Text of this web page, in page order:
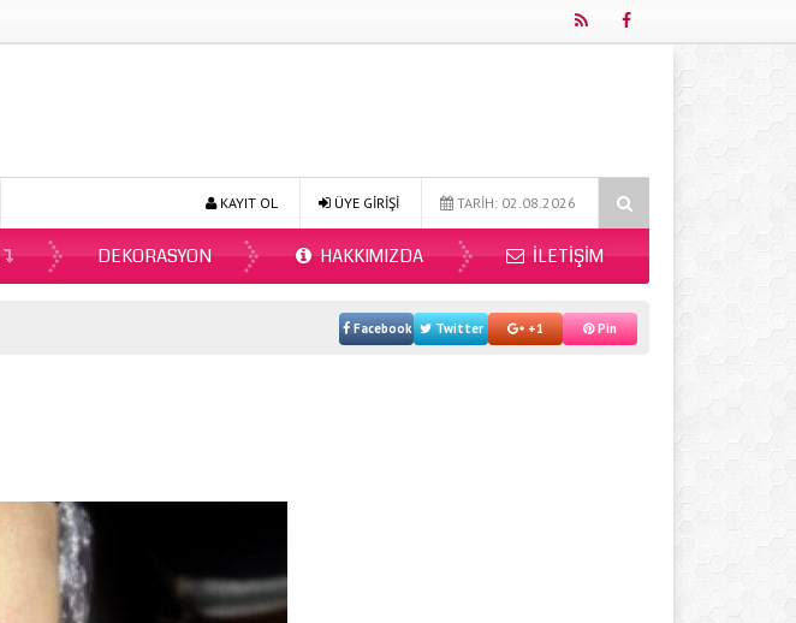
Ecopirin Reçetesiz Alınır Mı 2026? Online Diyetisyen ile Sağlıklı Beslenmenin Yeni Adresi:
TARİH: 02.08.2026
ÜYE GİRİŞİ
KAYIT OL
DEKORASYON HAKKIMIZDA İLETIŞIM
Facebook Twitter +1 Pin